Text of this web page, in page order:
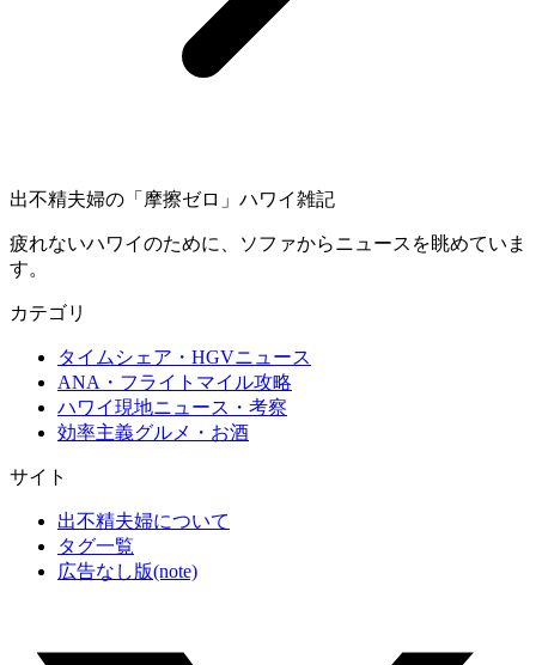
出不精夫婦の 「摩擦ゼロ」 ハワイ雑記
疲れないハワイのために、ソファからニュースを眺めていま
す。
カテゴリ
タイムシェア・HGVニュース
ANA・フライトマイル攻略
ハワイ現地ニュース・考察
効率主義グルメ・お酒
サイト
出不精夫婦について
タグ一覧
広告なし版(note)